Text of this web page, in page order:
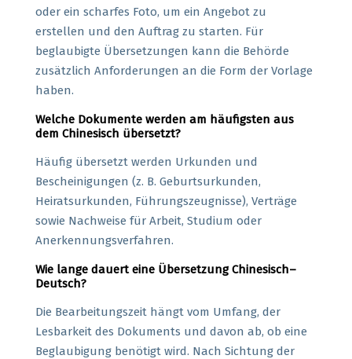
oder ein scharfes Foto, um ein Angebot zu
erstellen und den Auftrag zu starten. Für
beglaubigte Übersetzungen kann die Behörde
zusätzlich Anforderungen an die Form der Vorlage
haben.
Welche Dokumente werden am häufigsten aus
dem Chinesisch übersetzt?
Häufig übersetzt werden Urkunden und
Bescheinigungen (z. B. Geburtsurkunden,
Heiratsurkunden, Führungszeugnisse), Verträge
sowie Nachweise für Arbeit, Studium oder
Anerkennungsverfahren.
Wie lange dauert eine Übersetzung Chinesisch–
Deutsch?
Die Bearbeitungszeit hängt vom Umfang, der
Lesbarkeit des Dokuments und davon ab, ob eine
Beglaubigung benötigt wird. Nach Sichtung der